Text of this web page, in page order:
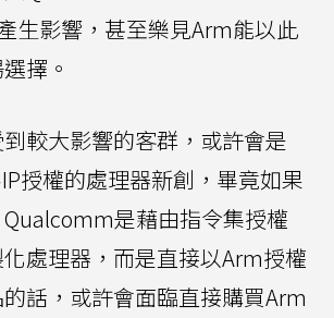
生影響，甚至樂見Arm能以此
擇。
較大影響的客群，或許會是
授權的處理器新創，畢竟如果
是藉由指令集授權
處理器，而是直接以Arm授權
話，或許會面臨直接購買Arm